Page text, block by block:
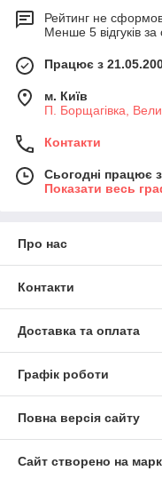
Рейтинг не
Менше 5 відгуків за
Працює з
м. Київ
П. Борщагівка,
Контакти
Сьогодні працює
Показати весь
Про нас
Контакти
Доставка та оплата
Графік роботи
Повна версія сайту
Сайт створено на